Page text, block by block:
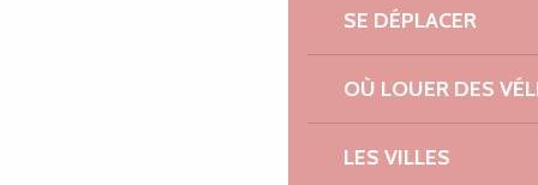
SE DÉPLACER
OÙ LOUER DES
LES VILLES
EMILIE